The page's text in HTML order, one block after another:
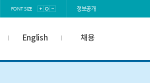
FONT SIZE 정보공개
English 채용